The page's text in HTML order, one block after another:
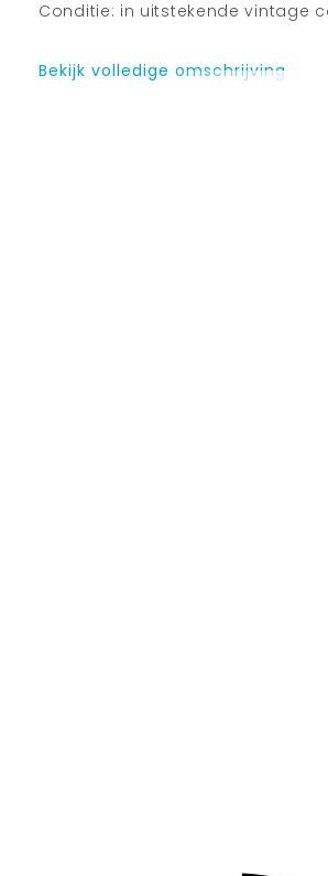
Conditie: in uitstekende vintage
Bekijk volledige omschrijving